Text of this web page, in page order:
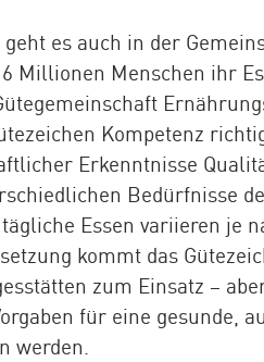
es auch in der
Millionen Menschen ihr
Kompetenz
Erkenntnisse
Bedürfnisse
Essen variieren je
kommt das
zum Einsatz –
für eine gesunde,
werden.